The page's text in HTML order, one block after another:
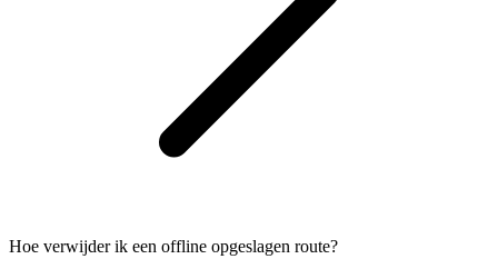
Hoe verwijder ik een offline opgeslagen route?